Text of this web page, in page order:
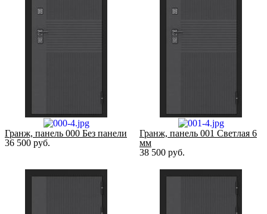
Гранж, панель 000 Без панели
36 500 руб.
Гранж, панель 001 Светлая 6
мм
38 500 руб.